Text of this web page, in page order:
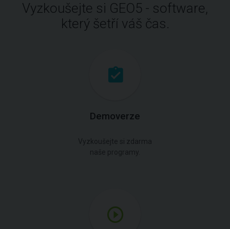
Vyzkoušejte si GEO5 - software,
který šetří váš čas.
Demoverze
Vyzkoušejte si zdarma
naše programy.